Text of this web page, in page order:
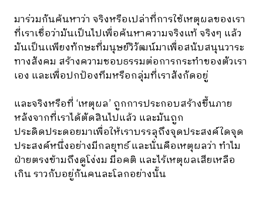
มาร่วมกันค้นหาว่า จริงหรือเปล่าที่การใช้เหตุผลของเรา
ที่เราเชื่อว่ามันเป็นไปเพื่อค้นหาความจริงแท้ จริงๆ แล้ว
มันเป็นเเพียงทักษะที่มนุษย์วิวัฒน์มาเพื่อสนับสนุนวาระ
ทางสังคม สร้างความชอบธรรมต่อการกระทำของตัวเรา
เอง และเพื่อปกป้องทีมหรือกลุ่มที่เราสังกัดอยู่
และจริงหรือที่ ‘เหตุผล’ ถูกการประกอบสร้างขึ้นภาย
หลังจากที่เราได้ตัดสินไปแล้ว และมันถูก
ประดิดประดอยมาเพื่อให้เราบรรลุถึงจุดประสงค์ใดจุด
ประสงค์หนึ่งอย่างมีกลยุทธ์ และนั่นคือเหตุผลว่า ทำไม
ฝ่ายตรงข้ามถึงดูโง่งม มีอคติ และไร้เหตุผลเสียเหลือ
เกิน ราวกับอยู่กันคนละโลกอย่างนั้น